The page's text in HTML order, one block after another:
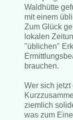
Waldhütte
mit einem
Zum Glück
lokalen
"üblichen"
brauchen.
Wer sich jetzt
ziemlich
was zum